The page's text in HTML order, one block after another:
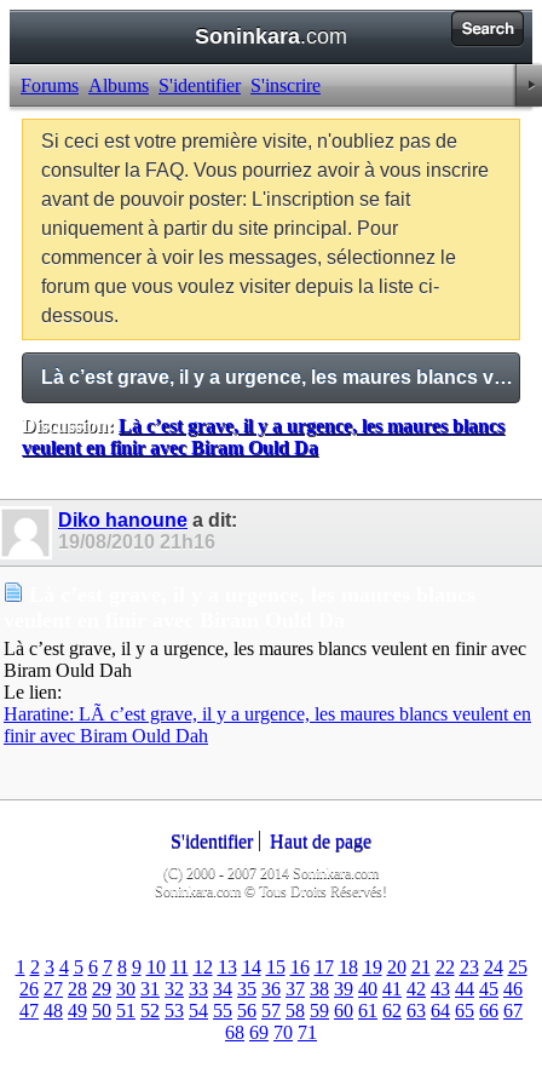
Soninkara.com
Forums Albums S'identifier S'inscrire
Si ceci est votre première visite, n'oubliez pas de
consulter la FAQ. Vous pourriez avoir à vous inscrire
avant de pouvoir poster: L'inscription se fait
uniquement à partir du site principal. Pour
commencer à voir les messages, sélectionnez le
forum que vous voulez visiter depuis la liste ci-
dessous.
Là c’est grave, il y a urgence, les maures blancs veulent en finir avec Biram Ould Da
Discussion: Là c’est grave, il y a urgence, les maures blancs
veulent en finir avec Biram Ould Da
Diko hanoune a dit:
19/08/2010 21h16
Là c’est grave, il y a urgence, les maures blancs veulent en finir avec
Biram Ould Dah
Le lien:
Haratine: LÃ c’est grave, il y a urgence, les maures blancs veulent en
finir avec Biram Ould Dah
S'identifier Haut de page
(C) 2000 - 2007 2014 Soninkara.com
Soninkara.com © Tous Droits Réservés!
1 2 3 4 5 6 7 8 9 10 11 12 13 14 15 16 17 18 19 20 21 22 23 24 25
26 27 28 29 30 31 32 33 34 35 36 37 38 39 40 41 42 43 44 45 46
47 48 49 50 51 52 53 54 55 56 57 58 59 60 61 62 63 64 65 66 67
68 69 70 71